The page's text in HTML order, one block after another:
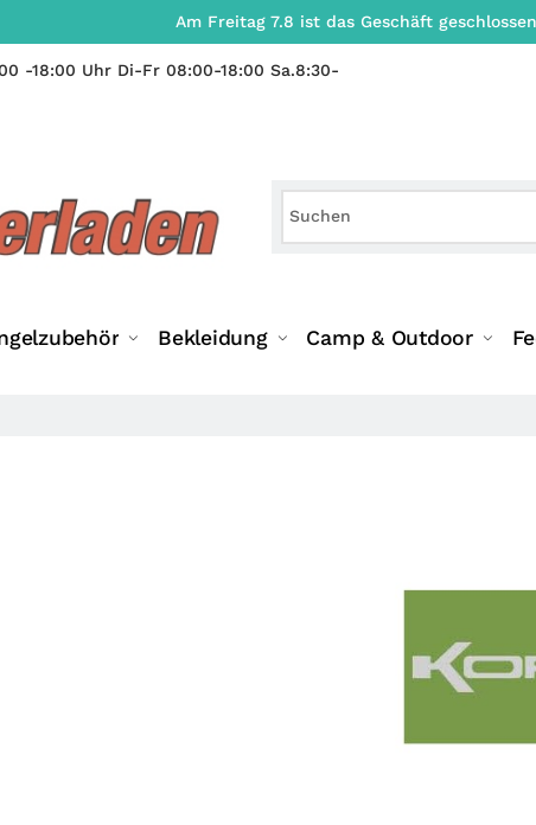
Am Freitag 7.8 ist das Geschäft
-18:00 Uhr Di-Fr 08:00-18:00 Sa.8:30-
Bekleidung Camp & Outdoor